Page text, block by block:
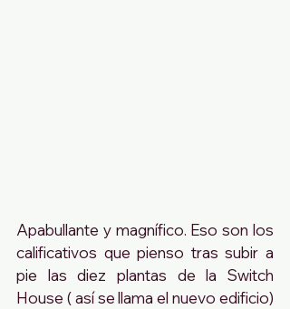
Apabullante y magnífico. Eso son los
calificativos que pienso tras subir a
pie las diez plantas de la Switch
House ( así se llama el nuevo edificio)